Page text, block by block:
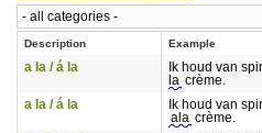
Description Example
a la / á la Ik houd van
la crème.
a la / á la
Ik houd van
ala crème.